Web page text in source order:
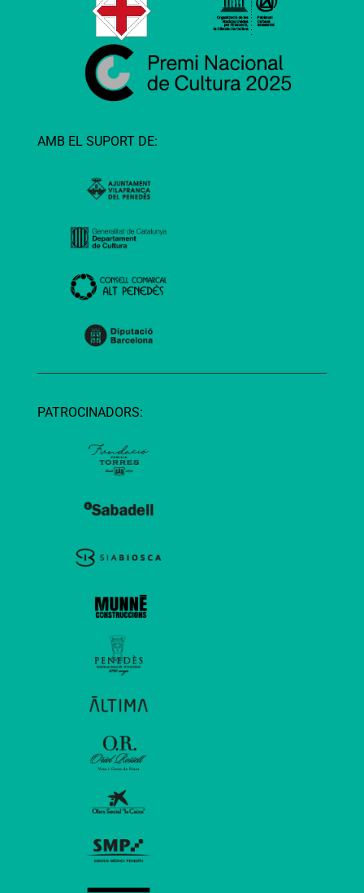
AMB EL SUPORT DE:
PATROCINADORS: